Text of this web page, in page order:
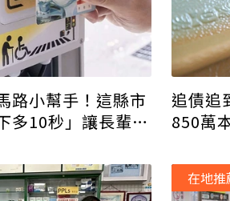
路小幫手！這縣市
多10秒」讓長輩安
追債追
850萬
在地推